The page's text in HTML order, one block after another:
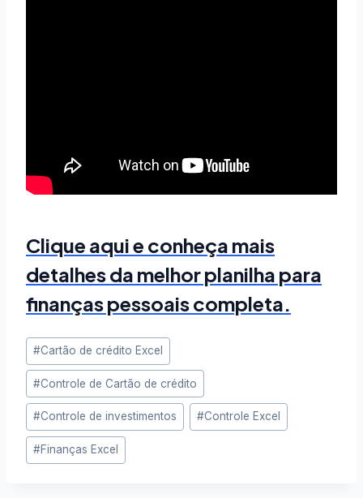
Clique aqui e conheça mais
detalhes da melhor planilha para
finanças pessoais completa.
Tags
do
Post:
#Cartão de crédito Excel
#Controle de Cartão de crédito
#Controle de investimentos #Controle Excel
#Finanças Excel